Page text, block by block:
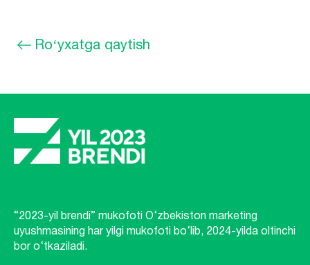
Roʻyxatga qaytish
“2023-yil brendi” mukofoti O‘zbekiston marketing
uyushmasining har yilgi mukofoti bo‘lib, 2024-yilda oltinchi
bor o‘tkaziladi.